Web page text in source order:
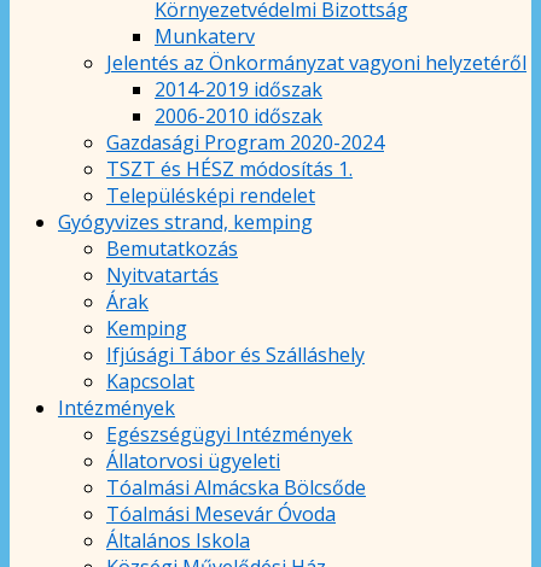
Környezetvédelmi Bizottság
Munkaterv
Jelentés az Önkormányzat vagyoni helyzetéről
2014-2019 időszak
2006-2010 időszak
Gazdasági Program 2020-2024
TSZT és HÉSZ módosítás 1.
Településképi rendelet
Gyógyvizes strand, kemping
Bemutatkozás
Nyitvatartás
Árak
Kemping
Ifjúsági Tábor és Szálláshely
Kapcsolat
Intézmények
Egészségügyi Intézmények
Állatorvosi ügyeleti
Tóalmási Almácska Bölcsőde
Tóalmási Mesevár Óvoda
Általános Iskola